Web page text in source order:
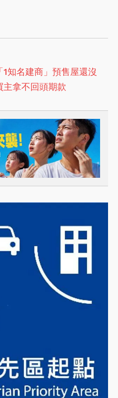
1知名建商」預售屋還沒
主拿不回頭期款